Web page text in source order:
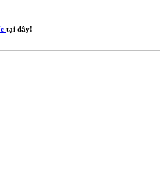
tại đây!